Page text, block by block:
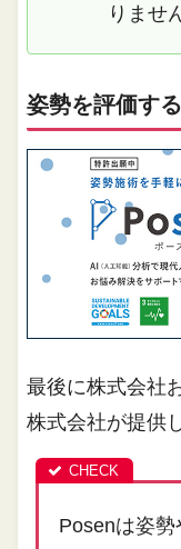
りませ
姿勢を評価す
最後に株式会社
株式会社が提供
Posenは姿